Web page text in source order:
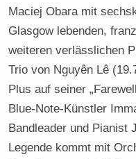
Maciej Obara mit
Glasgow lebenden,
weiteren verlässlichen
Trio von Nguyên Lê
Plus auf seiner
Blue-Note-Künstler
Bandleader und Pianist
Legende kommt mit